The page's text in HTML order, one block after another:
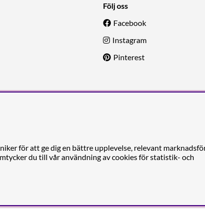
Följ oss
Facebook
Instagram
Pinterest
för att ge dig en bättre upplevelse, relevant
du till vår användning av cookies för statistik- och